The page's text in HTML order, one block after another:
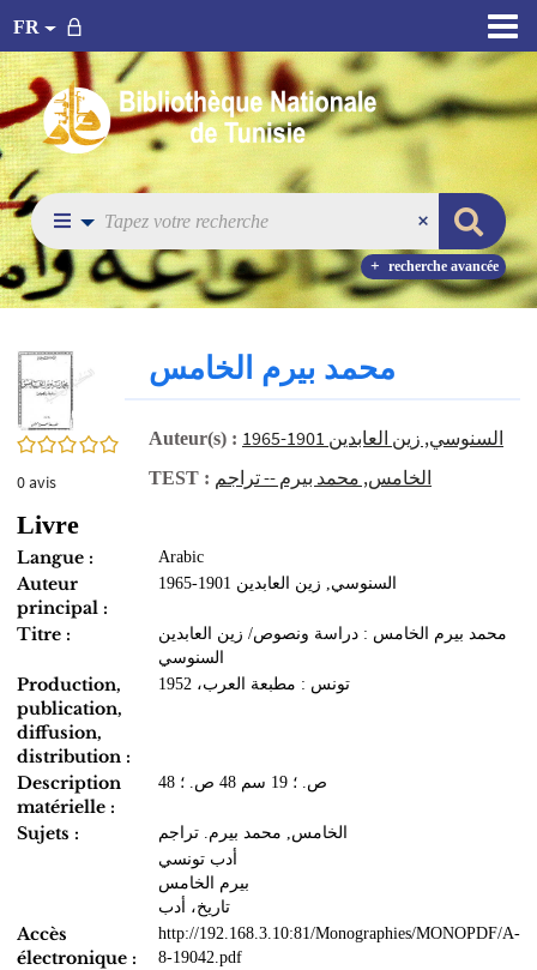
FR
recherche avancée
0/5
0avis
محمد بيرم الخامس
Auteur(s) : السنوسي‏, ‏زين العابدين‏ ‏1965-1901‏
TEST : الخامس, محمد بيرم -- تراجم
Livre
Langue : Arabic
Auteur
principal :
السنوسي‏, ‏زين العابدين‏ ‏1965-1901‏
Titre :
محمد بيرم الخامس : دراسة ونصوص/ زين العابدين
السنوسي
Production,
publication,
diffusion,
distribution :
تونس : مطبعة العرب، 1952
Description
matérielle :
48 ص. ؛ 19 سم 48 ص. ؛
Sujets :
الخامس, محمد بيرم. تراجم
أدب تونسي
بيرم الخامس
تاريخ، أدب
Accès
électronique :
http://192.168.3.10:81/Monographies/MONOPDF/A-
8-19042.pdf